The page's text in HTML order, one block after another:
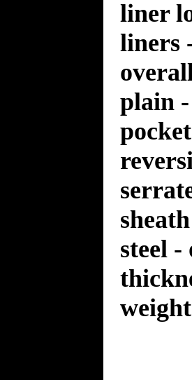
liner
liners
plain
steel -